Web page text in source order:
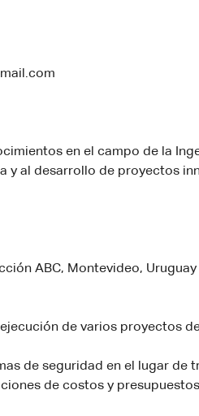
en el campo de la
y al desarrollo de proyectos
ABC, Montevideo, Uruguay
de varios proyectos
de seguridad en el lugar de
de costos y